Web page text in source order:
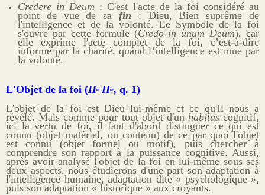
Credere in Deum : C'est l'acte de la foi considéré au
point de vue de sa fin : Dieu, Bien suprême de
l'intelligence et de la volonté. Le Symbole de la foi
s'ouvre par cette formule (Credo in unum Deum), car
elle exprime l'acte complet de la foi, c’est-à-dire
informé par la charité, quand l’intelligence est mue par
la volonté.
L'Objet de la foi (IIa IIæ, q. 1)
L'objet de la foi est Dieu lui-même et ce qu'Il nous a
révélé. Mais comme pour tout objet d'un habituscognitif,
ici la vertu de foi, il faut d'abord distinguer ce qui est
connu (objet matériel, ou contenu) de ce par quoi l'objet
est connu (objet formel ou motif), puis chercher à
comprendre son rapport à la puissance cognitive. Aussi,
après avoir analysé l'objet de la foi en lui-même sous ses
deux aspects, nous étudierons d'une part son adaptation à
l'intelligence humaine, adaptation dite « psychologique »,
puis son adaptation « historique » aux croyants.